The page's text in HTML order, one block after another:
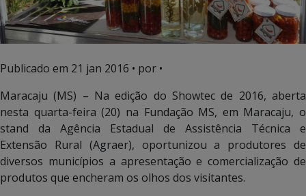
Publicado em 21 jan 2016 • por •
Maracaju (MS) – Na edição do Showtec de 2016, aberta
nesta quarta-feira (20) na Fundação MS, em Maracaju, o
stand da Agência Estadual de Assistência Técnica e
Extensão Rural (Agraer), oportunizou a produtores de
diversos municípios a apresentação e comercialização de
produtos que encheram os olhos dos visitantes.